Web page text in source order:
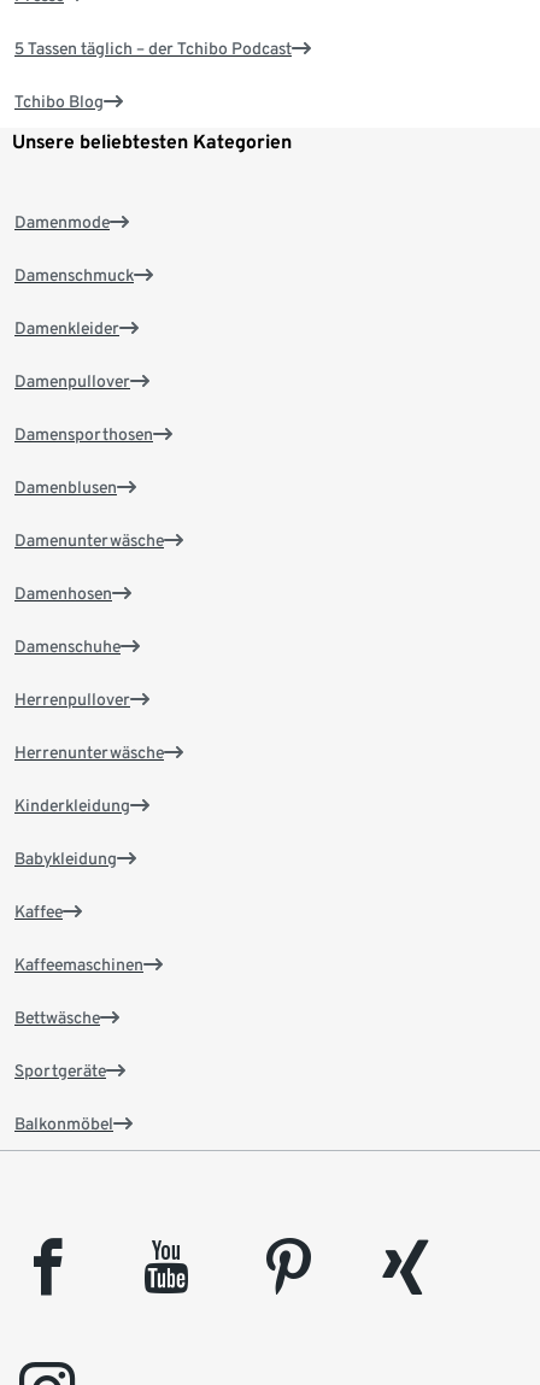
5 Tassen täglich – der Tchibo Podcast
Tchibo Blog
Unsere beliebtesten Kategorien
Damenmode
Damenschmuck
Damenkleider
Damenpullover
Damensporthosen
Damenblusen
Damenunterwäsche
Damenhosen
Damenschuhe
Herrenpullover
Herrenunterwäsche
Kinderkleidung
Babykleidung
Kaffee
Kaffeemaschinen
Bettwäsche
Sportgeräte
Balkonmöbel
facebook youtube pinterest
xing